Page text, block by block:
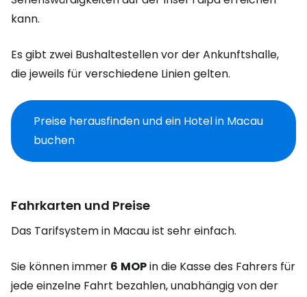
kann.
Es gibt zwei Bushaltestellen vor der Ankunftshalle,
die jeweils für verschiedene Linien gelten.
Preise herausfinden und ein Hotel in Macau
buchen
Fahrkarten und Preise
Das Tarifsystem in Macau ist sehr einfach.
Sie können immer 6 MOPin die Kasse des Fahrers für
jede einzelne Fahrt bezahlen, unabhängig von der